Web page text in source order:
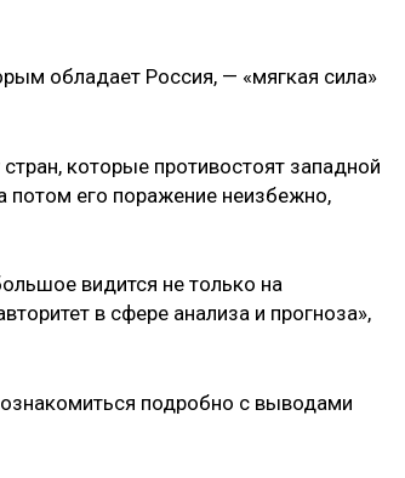
обладает Россия, — «мягкая сила»
которые противостоят западной
потом его поражение неизбежно,
видится не только на
в сфере анализа и прогноза»,
подробно с выводами